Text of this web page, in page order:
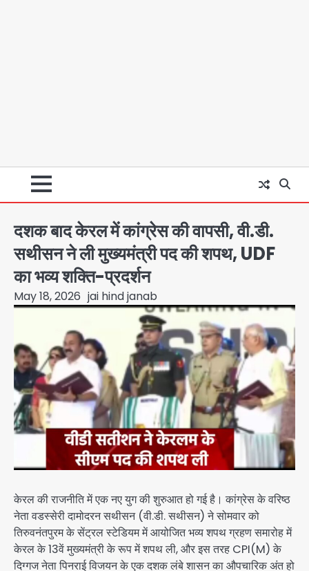
दशक बाद केरल में कांग्रेस की वापसी, वी.डी.
सथीसन ने ली मुख्यमंत्री पद की शपथ, UDF
का भव्य शक्ति-प्रदर्शन
May 18, 2026 jai hind janab
केरल की राजनीति में एक नए युग की शुरुआत हो गई है। कांग्रेस के वरिष्ठ
नेता वडस्सेरी दामोदरन सथीसन (वी.डी. सथीसन) ने सोमवार को
तिरुवनंतपुरम के सेंट्रल स्टेडियम में आयोजित भव्य शपथ ग्रहण समारोह में
केरल के 13वें मुख्यमंत्री के रूप में शपथ ली, और इस तरह CPI(M) के
दिग्गज नेता पिनराई विजयन के एक दशक लंबे शासन का औपचारिक अंत हो